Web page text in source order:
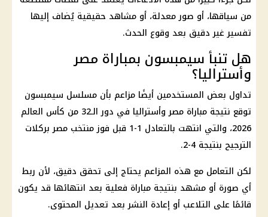
من سياقها، أو صور معدلة، أو مشاهد حقيقية يُضاف إليها
تفسير غير دقيق بعد وقوع الحدث.
هل تنبأ سيمبسون بمباراة مصر
وأستراليا؟
تداول بعض المستخدمين أيضًا مزاعم بأن مسلسل سيمبسون
توقع نتيجة مباراة مصر وأستراليا في دور الـ32 من
كأس العالم
2026، والتي انتهت بالتعادل 1-1 قبل فوز منتخب مصربركلات
الترجيح بنتيجة 4-2.
لكن التعامل مع هذه المزاعم يحتاج إلى تحقق دقيق، لأن ربط
أي صورة أو مشهد بنتيجة مباراة فعلية بعد انتهائها قد يكون
قائمًا على التلاعب أو إعادة النشر بعد تعديل المحتوى.